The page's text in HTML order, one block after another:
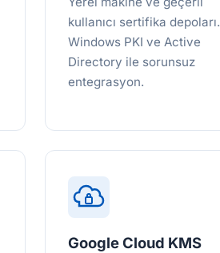
kullanıcı sertifika depoları.
Windows PKI ve Active
Directory ile sorunsuz
entegrasyon.
Google Cloud KMS